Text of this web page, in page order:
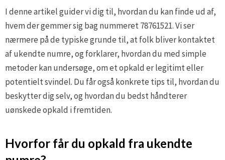
I denne artikel guider vi dig til, hvordan du kan finde ud af,
hvem der gemmer sig bag nummeret 78761521. Vi ser
nærmere på de typiske grunde til, at folk bliver kontaktet
af ukendte numre, og forklarer, hvordan du med simple
metoder kan undersøge, om et opkald er legitimt eller
potentielt svindel. Du får også konkrete tips til, hvordan du
beskytter dig selv, og hvordan du bedst håndterer
uønskede opkald i fremtiden.
Hvorfor får du opkald fra ukendte